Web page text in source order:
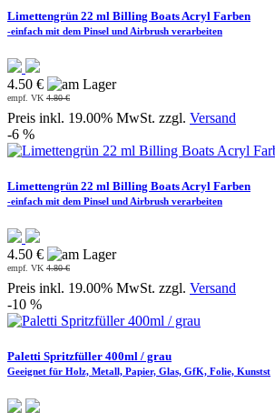
Limettengrün 22 ml Billing Boats Acryl Farben
-einfach mit dem Pinsel und Airbrush verarbeiten
4.50 €
empf. VK 4.80 €
Preis inkl. 19.00% MwSt. zzgl. Versand
-6 %
Limettengrün 22 ml Billing Boats Acryl Farben
-einfach mit dem Pinsel und Airbrush verarbeiten
4.50 €
empf. VK 4.80 €
Preis inkl. 19.00% MwSt. zzgl. Versand
-10 %
Paletti Spritzfüller 400ml / grau
Geeignet für Holz, Metall, Papier, Glas, GfK, Folie, Kunstst